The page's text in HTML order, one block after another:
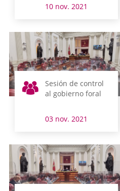
10 nov. 2021
Sesión de control
al gobierno foral
03 nov. 2021